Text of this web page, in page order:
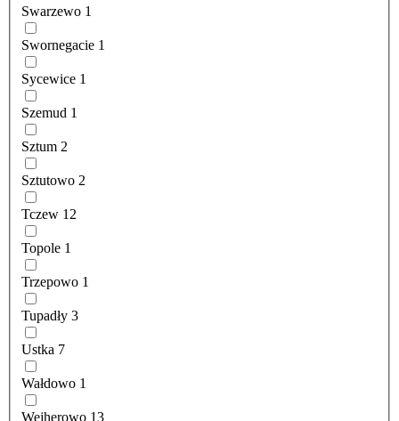
Swarzewo 1
Swornegacie 1
Sycewice 1
Szemud 1
Sztum 2
Sztutowo 2
Tczew 12
Topole 1
Trzepowo 1
Tupadły 3
Ustka 7
Wałdowo 1
Wejherowo 13